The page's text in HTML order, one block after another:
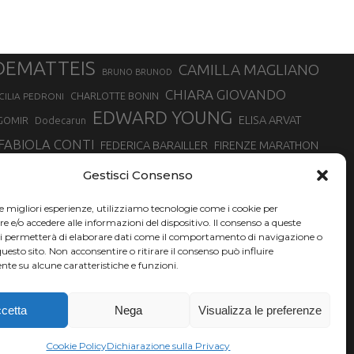
Gestisci Consenso
migliori esperienze, utilizziamo tecnologie come i cookie per
e/o accedere alle informazioni del dispositivo. Il consenso a queste
permetterà di elaborare dati come il comportamento di navigazione o
sito. Non acconsentire o ritirare il consenso può influire
su alcune caratteristiche e funzioni.
Nega Visualizza le preferenze
Cookie PolicyDichiarazione sulla Privacy
BRUNO BRUNOD CAMILLA MAGLIANO
PEDRONI CHARLOTTE BONIN CHIARA GIOVANDO
Dodecarun EDWARD YOUNG ELISA ARVAT
FABIOLA CONTI FEDERICA BARAILLER FIRENZE MARATHON
GIOVANNA EPIS GIULIANO CAVALLO
DI TORINO MARATONINA MARCELLA BELLETTI MARCO OLMO
MONVISO VERTICAL RACE NADIA BATTOCLETTI
BONALDI SILVIA RAMPAZZO
CHEVRIER YEMAN CRIPPA